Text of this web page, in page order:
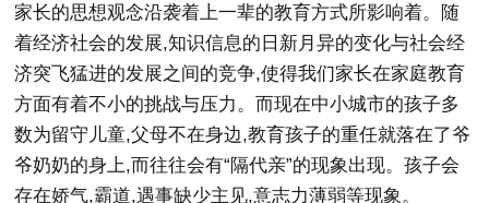
家长的思想观念沿袭着上一辈的教育方式所影响着。随
着经济社会的发展,知识信息的日新月异的变化与社会经
济突飞猛进的发展之间的竞争,使得我们家长在家庭教育
方面有着不小的挑战与压力。而现在中小城市的孩子多
数为留守儿童,父母不在身边,教育孩子的重任就落在了爷
爷奶奶的身上,而往往会有“隔代亲”的现象出现。孩子会
存在娇气,霸道,遇事缺少主见,意志力薄弱等现象。